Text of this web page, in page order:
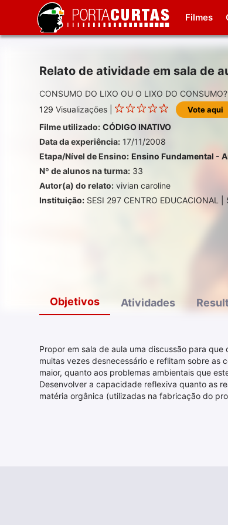
Filmes
Relato de atividade em sala de
CONSUMO DO LIXO OU O LIXO DO CONSUMO?
129 Visualizações | Vote aqui
Filme utilizado: CÓDIGO INATIVO
Data da experiência: 17/11/2008
Etapa/Nível de Ensino: Ensino Fundamental -
Nº de alunos na turma: 33
Autor(a) do relato: vivian caroline
Instituição: SESI 297 CENTRO EDUCACIONAL
Objetivos Atividades
Propor em sala de aula uma discussão para
muitas vezes desnecessário e reflitam sobre
maior, quanto aos problemas ambientais que
Desenvolver a capacidade reflexiva quanto as
matéria orgânica (utilizadas na fabricação do